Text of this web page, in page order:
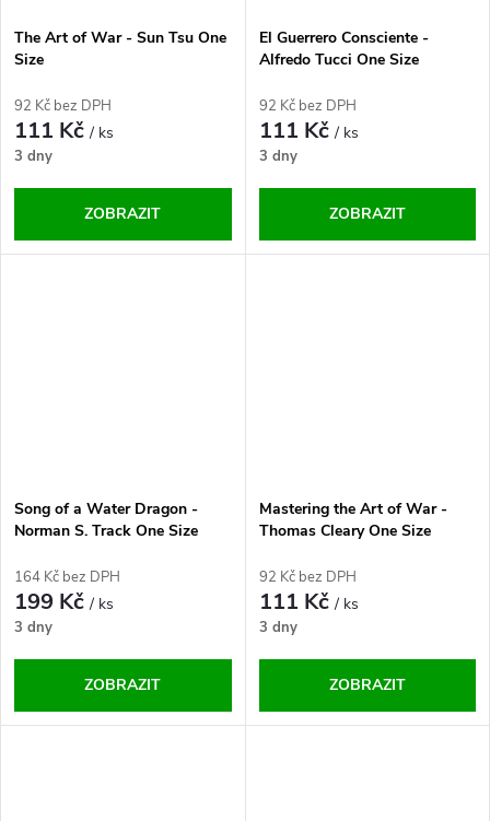
The Art of War - Sun Tsu One
Size
92 Kč bez DPH
111 Kč/ ks
3 dny
ZOBRAZIT
El Guerrero Consciente -
Alfredo Tucci One Size
92 Kč bez DPH
111 Kč/ ks
3 dny
ZOBRAZIT
Song of a Water Dragon -
Norman S. Track One Size
164 Kč bez DPH
199 Kč/ ks
3 dny
ZOBRAZIT
Mastering the Art of War -
Thomas Cleary One Size
92 Kč bez DPH
111 Kč/ ks
3 dny
ZOBRAZIT